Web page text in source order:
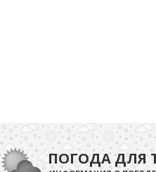
ПОГОДА ДЛЯ